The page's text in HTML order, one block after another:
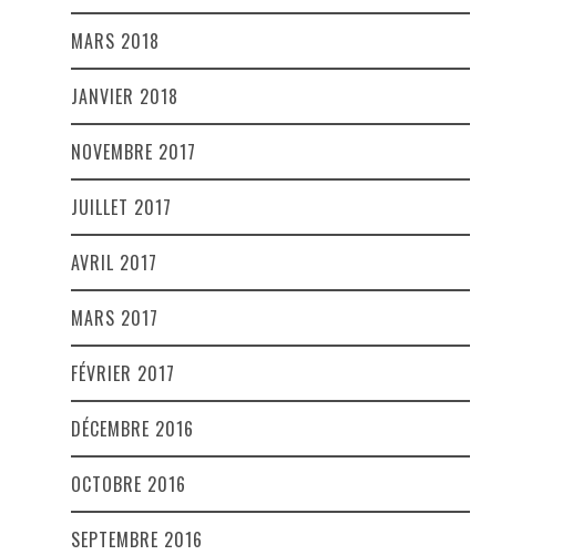
MARS 2018
JANVIER 2018
NOVEMBRE 2017
JUILLET 2017
AVRIL 2017
MARS 2017
FÉVRIER 2017
DÉCEMBRE 2016
OCTOBRE 2016
SEPTEMBRE 2016